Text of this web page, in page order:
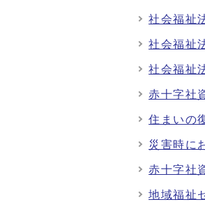
社会福祉
社会福祉
社会福祉
赤十字社
住まいの
災害時に
赤十字社
地域福祉